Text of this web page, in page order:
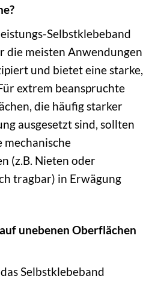
Selbstklebeband
die meisten Anwendungen
und bietet eine starke,
extrem beanspruchte
die häufig starker
ausgesetzt sind, sollten
mechanische
(z.B. Nieten oder
tragbar) in Erwägung
unebenen Oberflächen
Selbstklebeband